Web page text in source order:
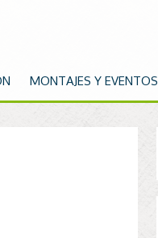
MONTAJES Y EVENTOS